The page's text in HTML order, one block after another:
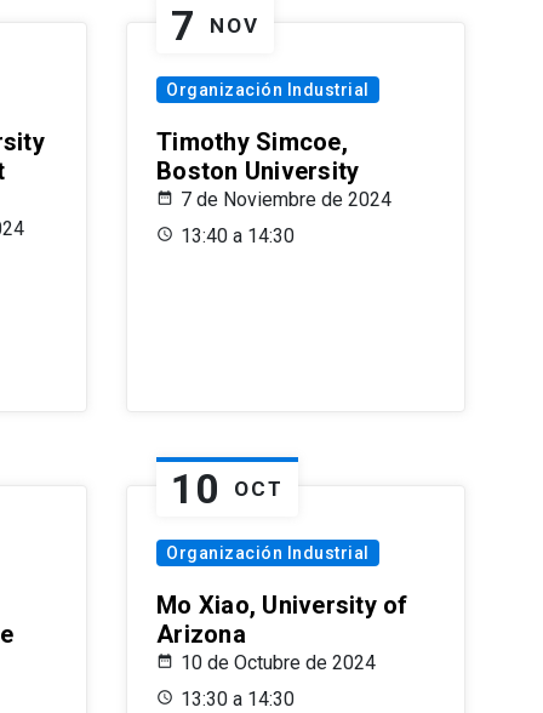
7 NOV
Organización Industrial
Timothy Simcoe,
Boston University
7 de Noviembre de 2024
13:40 a 14:30
10 OCT
Organización Industrial
Mo Xiao, University of
Arizona
10 de Octubre de 2024
13:30 a 14:30